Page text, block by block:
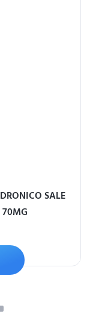
SALE
70MG